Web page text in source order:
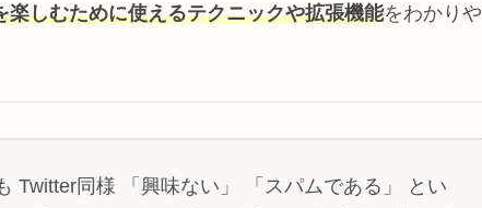
楽しむために使えるテクニックや拡張機能をわかりや
Twitter同様 「興味ない」 「スパムである」 とい